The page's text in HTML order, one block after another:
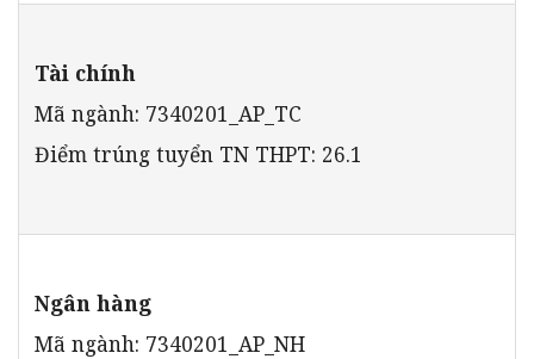
Tài chính
Mã ngành: 7340201_AP_TC
Điểm trúng tuyển TN THPT: 26.1
Ngân hàng
Mã ngành: 7340201_AP_NH